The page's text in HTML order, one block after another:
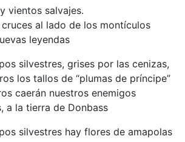
vientos salvajes.
cruces al lado de los montículos
leyendas
silvestres, grises por las cenizas,
los tallos de “plumas de príncipe”
caerán nuestros enemigos
a la tierra de Donbass
silvestres hay flores de amapolas